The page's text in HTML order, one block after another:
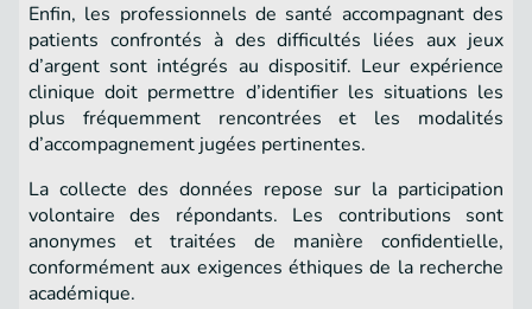
Enfin, les professionnels de santé accompagnant des
patients confrontés à des difficultés liées aux jeux
d’argent sont intégrés au dispositif. Leur expérience
clinique doit permettre d’identifier les situations les
plus fréquemment rencontrées et les modalités
d’accompagnement jugées pertinentes.
La collecte des données repose sur la participation
volontaire des répondants. Les contributions sont
anonymes et traitées de manière confidentielle,
conformément aux exigences éthiques de la recherche
académique.